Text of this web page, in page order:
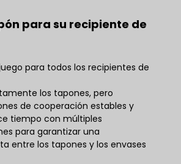
para su recipiente de
para todos los recipientes de
los tapones, pero
de cooperación estables y
tiempo con múltiples
para garantizar una
entre los tapones y los envases